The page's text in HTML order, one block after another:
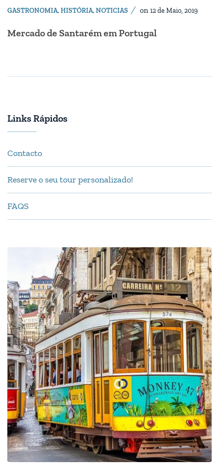
GASTRONOMIA,HISTÓRIA,NOTICIAS on 12 de Maio, 2019
Mercado de Santarém em Portugal
Links Rápidos
Contacto
Reserve o seu tour personalizado!
FAQS